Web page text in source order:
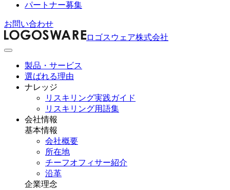
パートナー募集
お問い合わせ
ロゴスウェア株式会社
製品・サービス
選ばれる理由
ナレッジ
リスキリング実践ガイド
リスキリング用語集
会社情報
基本情報
会社概要
所在地
チーフオフィサー紹介
沿革
企業理念